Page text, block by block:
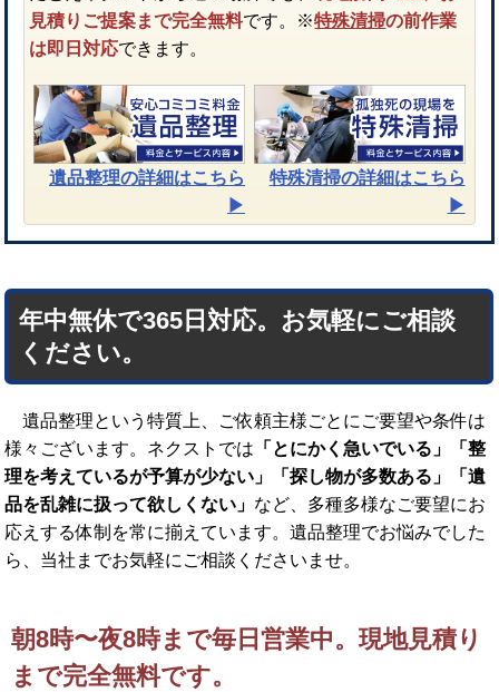
見積りご提案まで完全無料です。※特殊清掃の前作業
は即日対応できます。
遺品整理の詳細はこちら
▶︎
特殊清掃の詳細はこちら
▶︎
年中無休で365日対応。お気軽にご相談
ください。
遺品整理という特質上、ご依頼主様ごとにご要望や条件は
様々ございます。ネクストでは 「とにかく急いでいる」「整
理を考えているが予算が少ない」「探し物が多数ある」「遺
品を乱雑に扱って欲しくない」 など、多種多様なご要望にお
応えする体制を常に揃えています。遺品整理でお悩みでした
ら、当社までお気軽にご相談くださいませ。
朝8時〜夜8時まで毎日営業中。現地見積り
まで完全無料です。